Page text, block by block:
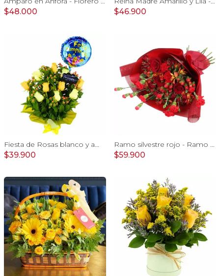
$48.000 $46.900
Fiesta de Rosas blanco y amarillo - arreglo con rosas, hypericum y globo feliz cumpleaños
$39.900
Ramo silvestre rojo - Ramo de flores circular con rosas rojas, claveles, astromelias, mini rosas e hypericum rojo
$59.900